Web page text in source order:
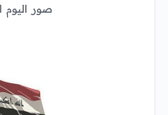
صور اليوم